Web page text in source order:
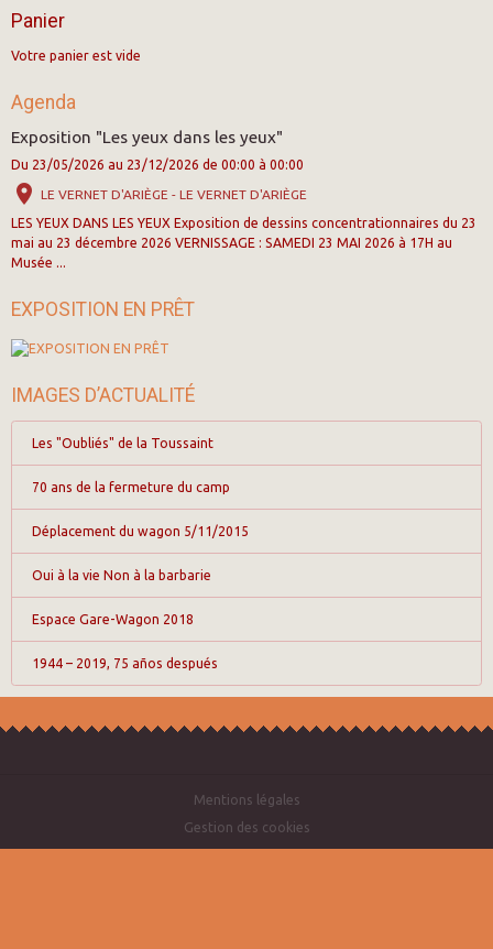
Panier
Votre panier est vide
Agenda
Exposition "Les yeux dans les yeux"
Du 23/05/2026 au 23/12/2026 de 00:00 à 00:00
LE VERNET D'ARIÈGE - LE VERNET D'ARIÈGE
LES YEUX DANS LES YEUX Exposition de dessins concentrationnaires du 23
mai au 23 décembre 2026 VERNISSAGE : SAMEDI 23 MAI 2026 à 17H au
Musée ...
EXPOSITION EN PRÊT
IMAGES D’ACTUALITÉ
Les "Oubliés" de la Toussaint
70 ans de la fermeture du camp
Déplacement du wagon 5/11/2015
Oui à la vie Non à la barbarie
Espace Gare-Wagon 2018
1944 – 2019, 75 años después
Mentions légales
Gestion des cookies